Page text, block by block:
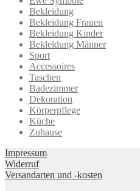
Bekleidung
Bekleidung Frauen
Bekleidung Kinder
Bekleidung Männer
Sport
Accessoires
Taschen
Badezimmer
Dekoration
Körperpflege
Küche
Zuhause
Impressum
Widerruf
Versandarten und -kosten